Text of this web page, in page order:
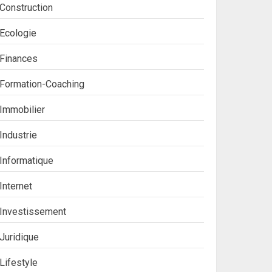
Construction
Ecologie
Finances
Formation-Coaching
Immobilier
Industrie
Informatique
Internet
Investissement
Juridique
Lifestyle